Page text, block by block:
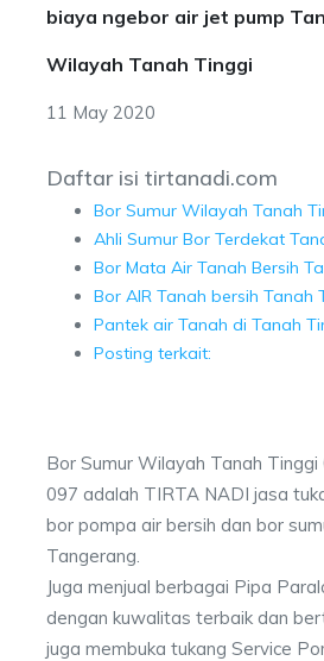
biaya ngebor air jet pump
Wilayah Tanah Tinggi
11 May 2020
Daftar isi tirtanadi.com
Bor Sumur Wilayah Tanah
Ahli Sumur Bor Terdekat
Bor Mata Air Tanah Bersih
Bor AIR Tanah bersih Tanah
Pantek air Tanah di Tanah
Posting terkait:
Bor Sumur Wilayah Tanah
097 adalah TIRTA NADI jasa
bor pompa air bersih dan bor
Tangerang.
Juga menjual berbagai Pipa
dengan kuwalitas terbaik dan
juga membuka tukang Service